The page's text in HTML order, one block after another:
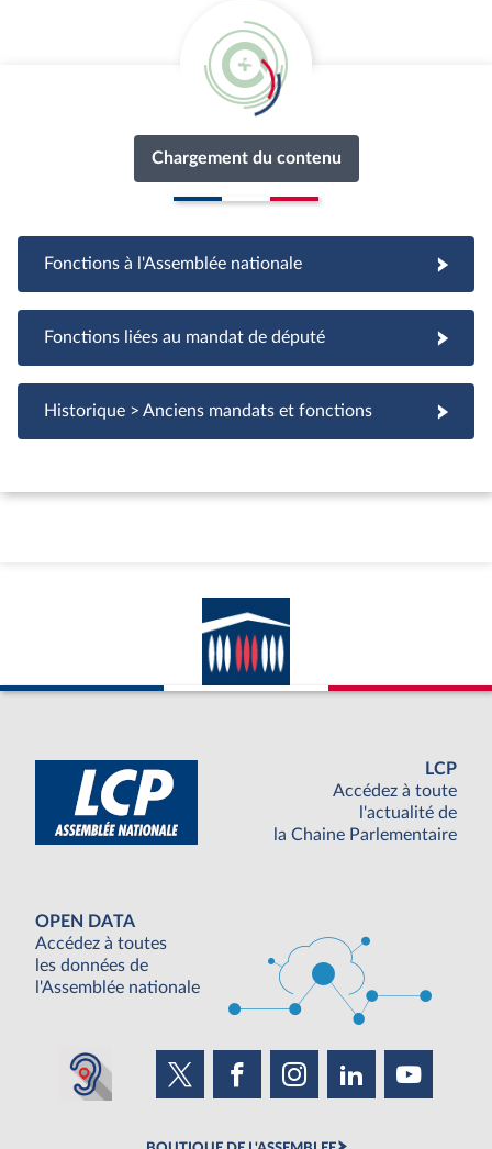
Interventions en commission
et en séance
Actualité parlementaire
Rapports
Propositions
Séance publique